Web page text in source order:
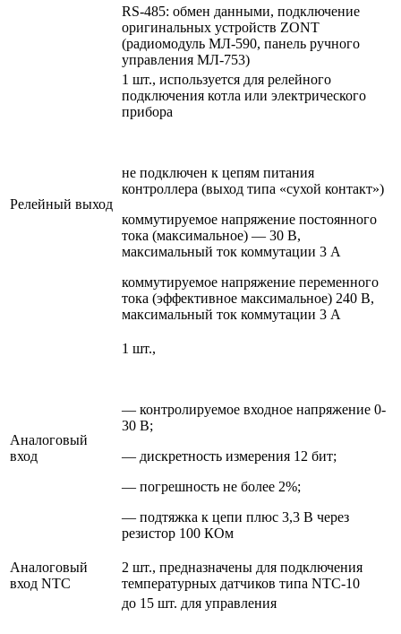
RS-485: обмен данными, подключение
оригинальных устройств ZONT
(радиомодуль МЛ-590, панель ручного
управления МЛ-753)
Релейный выход
1 шт., используется для релейного
подключения котла или электрического
прибора
не подключен к цепям питания
контроллера (выход типа «сухой контакт»)
коммутируемое напряжение постоянного
тока (максимальное) — 30 В,
максимальный ток коммутации 3 А
коммутируемое напряжение переменного
тока (эффективное максимальное) 240 В,
максимальный ток коммутации 3 А
Аналоговый
вход
1 шт.,
— контролируемое входное напряжение 0-
30 В;
— дискретность измерения 12 бит;
— погрешность не более 2%;
— подтяжка к цепи плюс 3,3 В через
резистор 100 КОм
Аналоговый
вход NTC
2 шт., предназначены для подключения
температурных датчиков типа NTC-10
до 15 шт. для управления